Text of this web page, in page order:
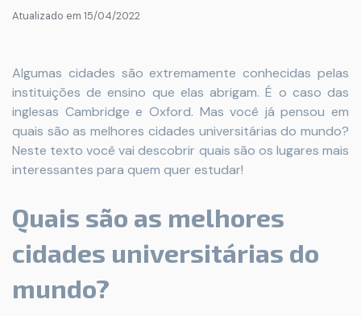
Atualizado em 15/04/2022
Algumas cidades são extremamente conhecidas pelas
instituições de ensino que elas abrigam. É o caso das
inglesas Cambridge e Oxford. Mas você já pensou em
quais são as melhores cidades universitárias do mundo?
Neste texto você vai descobrir quais são os lugares mais
interessantes para quem quer estudar!
Quais são as melhores
cidades universitárias do
mundo?